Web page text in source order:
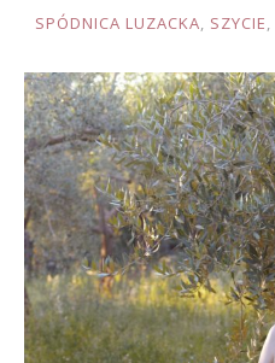
JOULE
SPÓDNICA LUZACKA, SZYCIE,